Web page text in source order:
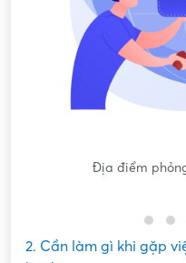
Địa điểm
2. Cần làm gì khi gặp